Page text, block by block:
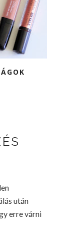
után
erre várni